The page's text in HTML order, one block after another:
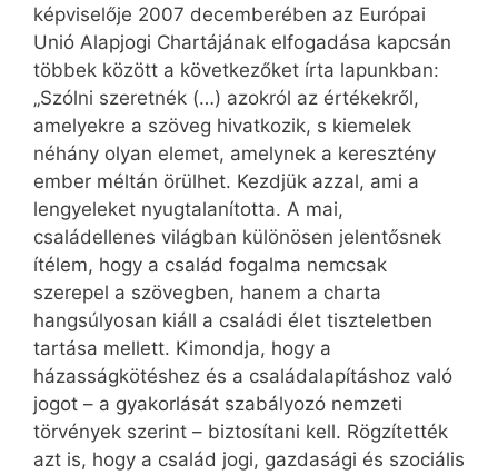
képviselője 2007 decemberében az Európai
Unió Alapjogi Chartájának elfogadása kapcsán
többek között a következőket írta lapunkban:
„Szólni szeretnék (…) azokról az értékekről,
amelyekre a szöveg hivatkozik, s kiemelek
néhány olyan elemet, amelynek a keresztény
ember méltán örülhet. Kezdjük azzal, ami a
lengyeleket nyugtalanította. A mai,
családellenes világban különösen jelentősnek
ítélem, hogy a család fogalma nemcsak
szerepel a szövegben, hanem a charta
hangsúlyosan kiáll a családi élet tiszteletben
tartása mellett. Kimondja, hogy a
házasságkötéshez és a családalapításhoz való
jogot – a gyakorlását szabályozó nemzeti
törvények szerint – biztosítani kell. Rögzítették
azt is, hogy a család jogi, gazdasági és szociális